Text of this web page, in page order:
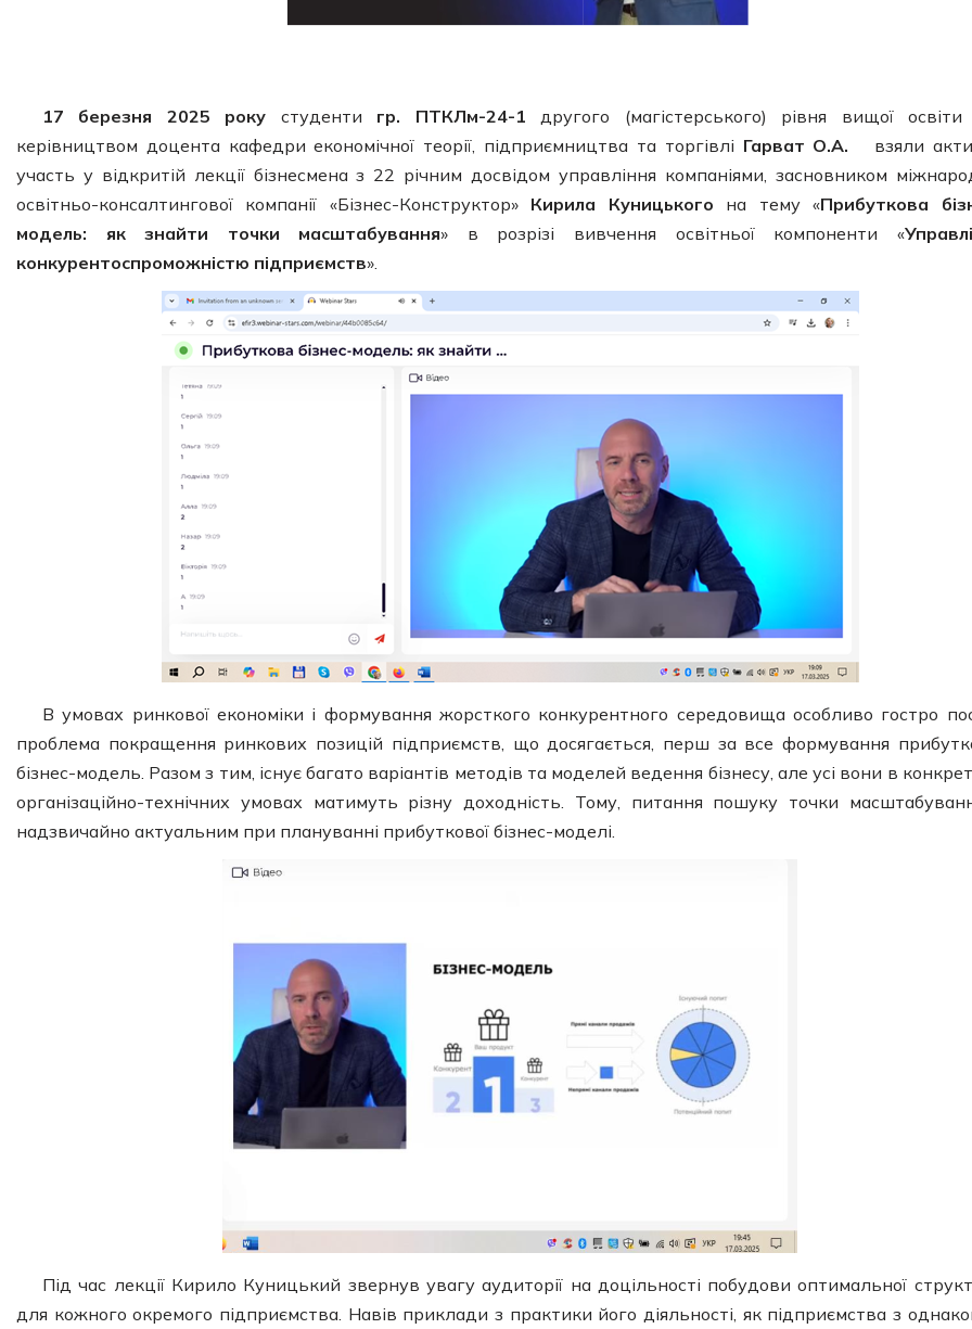
17 березня 2025 року студенти гр. ПТКЛм-24-1 другого (магістерського) рівня вищої освіти
керівництвом доцента кафедри економічної теорії, підприємництва та торгівлі Гарват О.А. взяли
участь у відкритій лекції бізнесмена з 22 річним досвідом управління компаніями, засновником
освітньо-консалтингової компанії «Бізнес-Конструктор» Кирила Куницького на тему «Прибуткова
модель: як знайти точки масштабування» в розрізі вивчення освітньої компоненти «
конкурентоспроможністю підприємств».
В умовах ринкової економіки і формування жорсткого конкурентного середовища особливо гостро
проблема покращення ринкових позицій підприємств, що досягається, перш за все формування
бізнес-модель. Разом з тим, існує багато варіантів методів та моделей ведення бізнесу, але усі вони в
організаційно-технічних умовах матимуть різну доходність. Тому, питання пошуку точки
надзвичайно актуальним при плануванні прибуткової бізнес-моделі.
Під час лекції Кирило Куницький звернув увагу аудиторії на доцільності побудови оптимальної
для кожного окремого підприємства. Навів приклади з практики його діяльності, як підприємства з